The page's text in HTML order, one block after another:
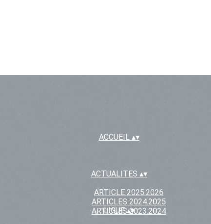
ACCUEIL ▴▾
ACTUALITES ▴▾
ARTICLE 2025.2026
ARTICLES 2024.2025
ARTICLES 2023.2024
LIGUE▴▾